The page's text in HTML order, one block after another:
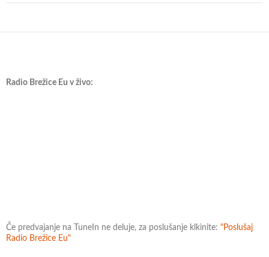
Radio Brežice Eu v živo:
Če predvajanje na TuneIn ne deluje, za poslušanje klkinite: "Poslušaj
Radio Brežice Eu"